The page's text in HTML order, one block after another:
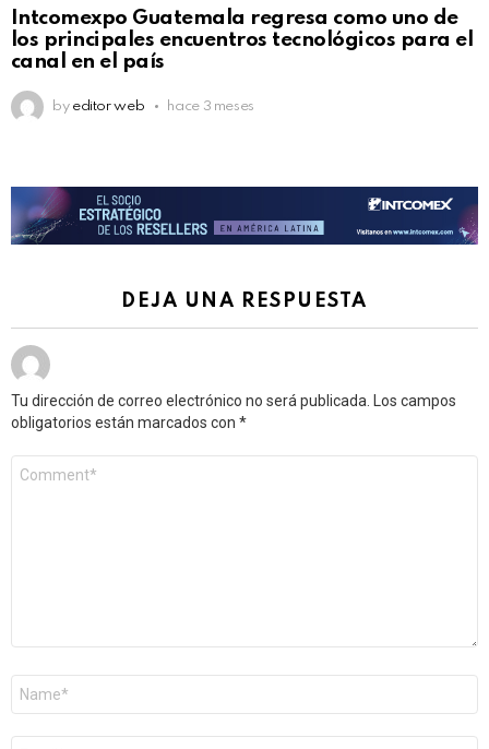
Intcomexpo Guatemala regresa como uno de
los principales encuentros tecnológicos para el
canal en el país
by editor web hace 3 meses
DEJA UNA RESPUESTA
Tu dirección de correo electrónico no será publicada.
Los campos
obligatorios están marcados con *